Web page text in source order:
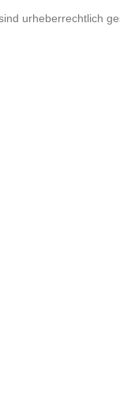
urheberrechtlich